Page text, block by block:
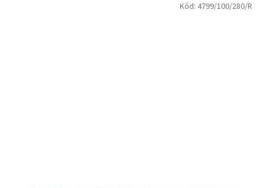
Kód: 4799/100/280/R